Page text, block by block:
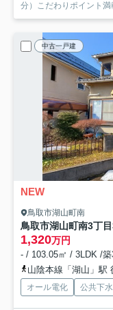
分）こだわりポイント
中古一戸建
NEW
鳥取市湖山町南
鳥取市湖山町南3丁
1,320万円
- / 103.05㎡ / 3LDK /
山陰本線「湖山」駅
オール電化 公共下水